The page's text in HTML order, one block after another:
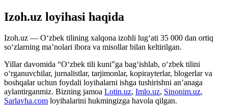
Izoh.uz loyihasi haqida
Izoh.uz — O‘zbek tilining xalqona izohli lug‘ati 35 000 dan ortiq
so‘zlarning ma’nolari ibora va misollar bilan keltirilgan.
Yillar davomida “O‘zbek tili kuni”ga bag‘ishlab, o‘zbek tilini
o‘rganuvchilar, jurnalistlar, tarjimonlar, kopirayterlar, blogerlar va
boshqalar uchun foydali loyihalarni ishga tushirishni an’anaga
aylantirganmiz. Bizning jamoa Lotin.uz, Imlo.uz, Sinonim.uz,
Sarlavha.com loyihalarini hukmingizga havola qilgan.